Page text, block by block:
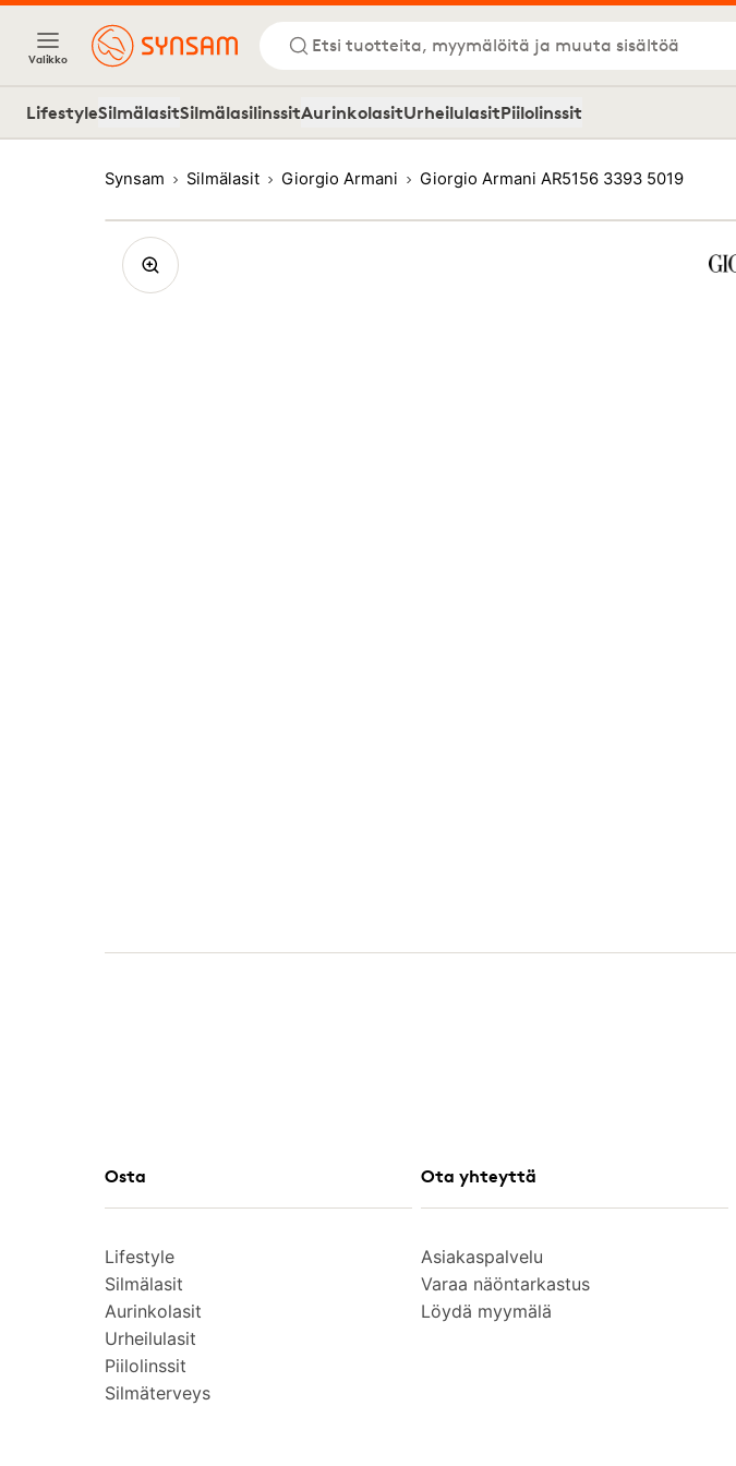
Valikko
Etsi tuotteita, myymälöitä ja muuta sisältöä
LifestyleSilmälasitSilmälasilinssitAurinkolasitUrheilulasitPiilolinssit
Synsam Silmälasit Giorgio Armani Giorgio Armani AR5156 3393 5019
Osta
Lifestyle
Silmälasit
Aurinkolasit
Urheilulasit
Piilolinssit
Silmäterveys
Ota yhteyttä
Asiakaspalvelu
Varaa näöntarkastus
Löydä myymälä